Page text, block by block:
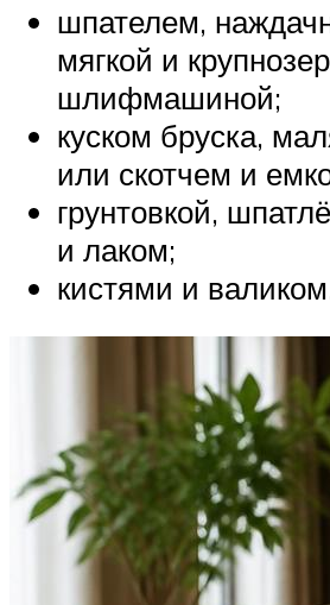
шпателем,
мягкой и
шлифмашиной;
куском бруска,
или скотчем и
грунтовкой,
и лаком;
кистями и